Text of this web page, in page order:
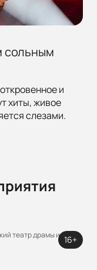
сольным
и
хиты, живое
слезами.
театр драмы им.16+